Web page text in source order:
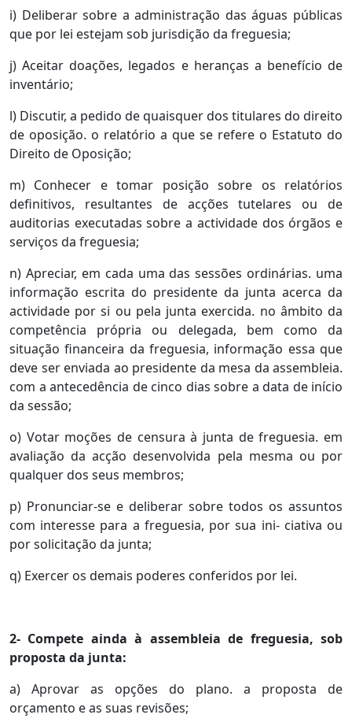
i) Deliberar sobre a administração das águas públicas
que por lei estejam sob jurisdição da freguesia;
j) Aceitar doações, legados e heranças a benefício de
inventário;
l) Discutir, a pedido de quaisquer dos titulares do direito
de oposição. o relatório a que se refere o Estatuto do
Direito de Oposição;
m) Conhecer e tomar posição sobre os relatórios
definitivos, resultantes de acções tutelares ou de
auditorias executadas sobre a actividade dos órgãos e
serviços da freguesia;
n) Apreciar, em cada uma das sessões ordinárias. uma
informação escrita do presidente da junta acerca da
actividade por si ou pela junta exercida. no âmbito da
competência própria ou delegada, bem como da
situação financeira da freguesia, informação essa que
deve ser enviada ao presidente da mesa da assembleia.
com a antecedência de cinco dias sobre a data de início
da sessão;
o) Votar moções de censura à junta de freguesia. em
avaliação da acção desenvolvida pela mesma ou por
qualquer dos seus membros;
p) Pronunciar-se e deliberar sobre todos os assuntos
com interesse para a freguesia, por sua ini- ciativa ou
por solicitação da junta;
q) Exercer os demais poderes conferidos por lei.
2- Compete ainda à assembleia de freguesia, sob
proposta da junta:
a) Aprovar as opções do plano. a proposta de
orçamento e as suas revisões;